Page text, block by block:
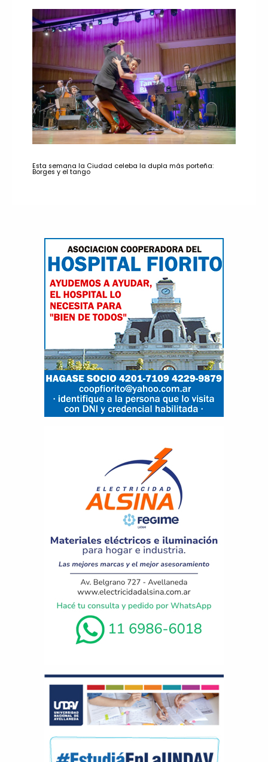
Esta semana la Ciudad celeba la dupla más porteña:
Borges y el tango